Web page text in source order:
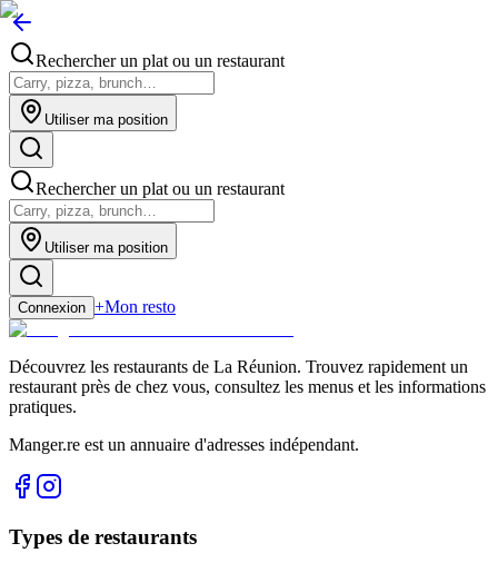
Rechercher un plat ou un restaurant
Utiliser ma position
Rechercher un plat ou un restaurant
Utiliser ma position
Connexion +Mon resto
Découvrez les restaurants de La Réunion. Trouvez rapidement un
restaurant près de chez vous, consultez les menus et les informations
pratiques.
Manger.re est un annuaire d'adresses indépendant.
Types de restaurants